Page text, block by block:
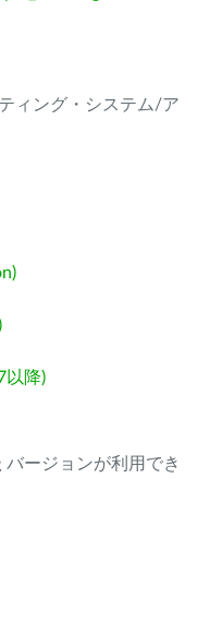
ィング・システム/ア
以降)
バージョンが利用でき